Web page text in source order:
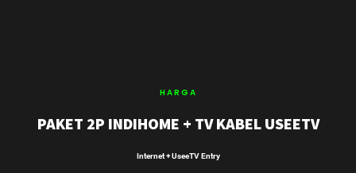
HARGA
PAKET 2P INDIHOME + TV KABEL USEETV
Internet + UseeTV Entry